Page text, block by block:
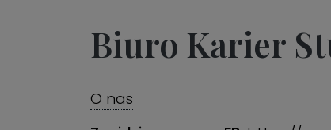
Biuro Karier
O nas